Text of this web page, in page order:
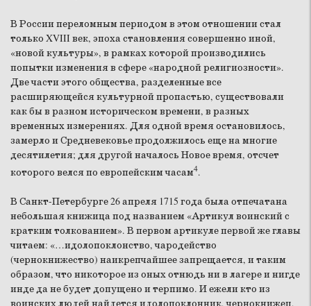
В России переломным периодом в этом отношении стал
только XVIII век, эпоха становления совершенно иной,
«новой культуры», в рамках которой производились
попытки изменения в сфере «народной религиозности».
Две части этого общества, разделенные все
расширяющейся культурной пропастью, существовали
как бы в разном историческом времени, в разных
временных измерениях. Для одной время остановилось,
замерло и Средневековье продолжилось еще на многие
десятилетия; для другой началось Новое время, отсчет
которого велся по европейским часам4.
В Санкт-Петербурге 26 апреля 1715 года была отпечатана
небольшая книжица под названием «Артикул воинский с
кратким толкованием». В первом артикуле первой же главы
читаем: «…идолопоклонство, чародейство
(чернокнижество) наикрепчайшее запрещается, и таким
образом, что никоторое из оных отнюдь ни в лагере и нигде
инде да не будет допущено и терпимо. И ежели кто из